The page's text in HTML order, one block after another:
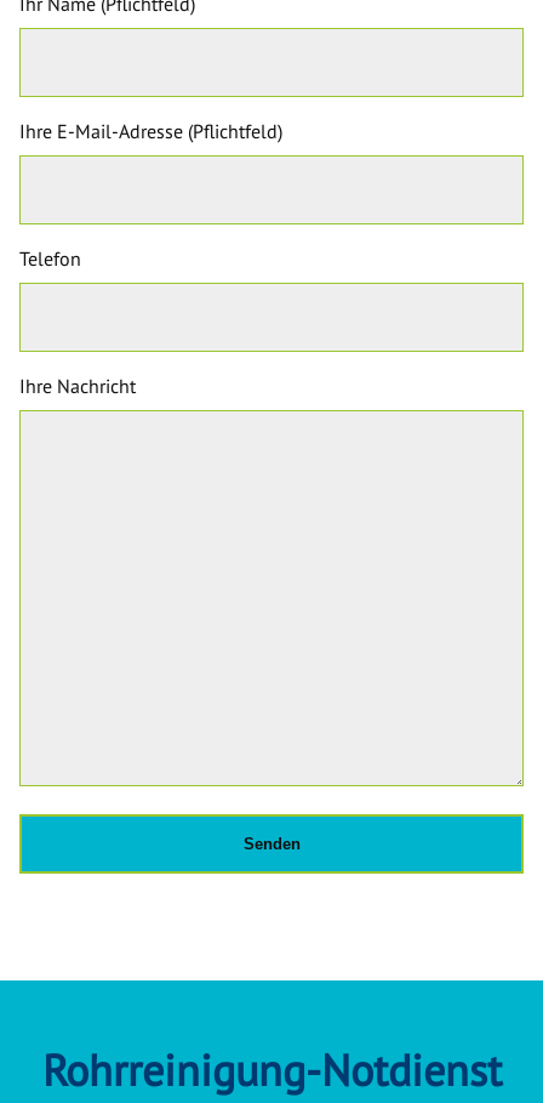
Ihre E-Mail-Adresse (Pflichtfeld)
Telefon
Ihre Nachricht
Rohrreinigung-Notdienst